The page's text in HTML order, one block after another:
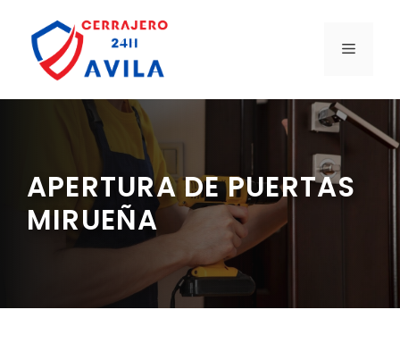
contenido
MENÚ
APERTURA DE PUERTAS
MIRUEÑA